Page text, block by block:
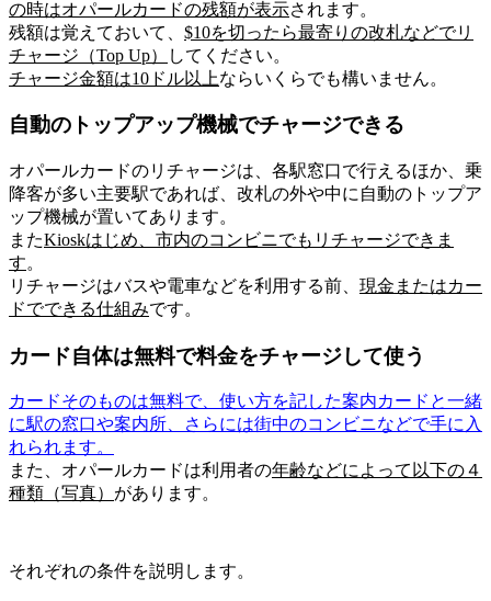
の時はオパールカードの残額が表示されます。
残額は覚えておいて、 $10を切ったら最寄りの改札などでリ
チャージ（Top Up）
してください。
チャージ金額は10ドル以上ならいくらでも構いません。
自動のトップアップ機械でチャージできる
オパールカードのリチャージは、各駅窓口で行えるほか、乗
降客が多い主要駅であれば、改札の外や中に自動のトップア
ップ機械が置いてあります。
またKioskはじめ、市内のコンビニでもリチャージできま
す。
リチャージはバスや電車などを利用する前、 現金またはカー
ドでできる仕組みです。
カード自体は無料で料金をチャージして使う
カードそのものは無料で、使い方を記した案内カードと一緒
に駅の窓口や案内所、さらには街中のコンビニなどで手に入
れられます。
また、オパールカードは利用者の年齢などによって以下の４
種類（写真） があります。
それぞれの条件を説明します。